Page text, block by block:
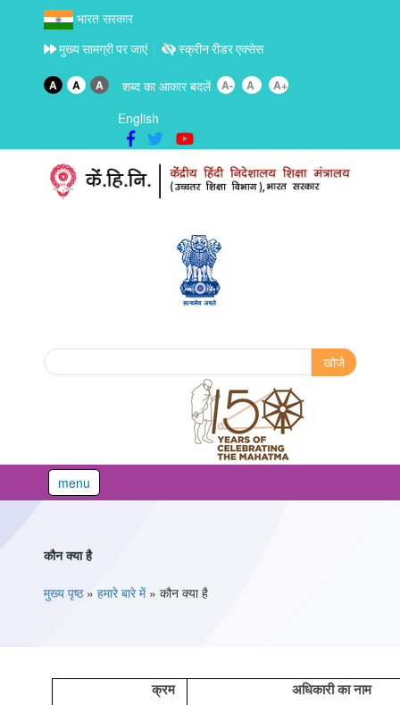
भारत सरकार
मुख्य सामग्री पर जाएं स्क्रीन रीडर एक्सेस
A A A शब्द का आकार बदलें A- A A+
English
Search form
खोजे
menu
कौन क्या है
You are here
मुख्य पृष्ठ» हमारे बारे में» कौन क्या है
क्रम
अधिकारी कानाम